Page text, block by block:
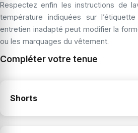
Respectez enfin les instructions de
température indiquées sur
entretien inadapté peut modifier la
ou les marquages du vêtement.
Compléter votre tenue
Shorts